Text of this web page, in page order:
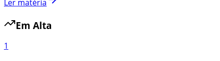
Ler matéria
Em Alta
1